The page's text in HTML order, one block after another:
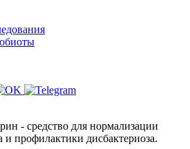
- средство для нормализации
профилактики дисбактериоза.